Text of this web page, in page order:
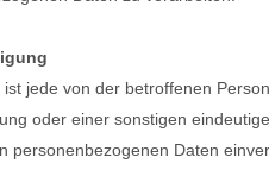
ist jede von der betroffenen
oder einer sonstigen
personenbezogenen Daten